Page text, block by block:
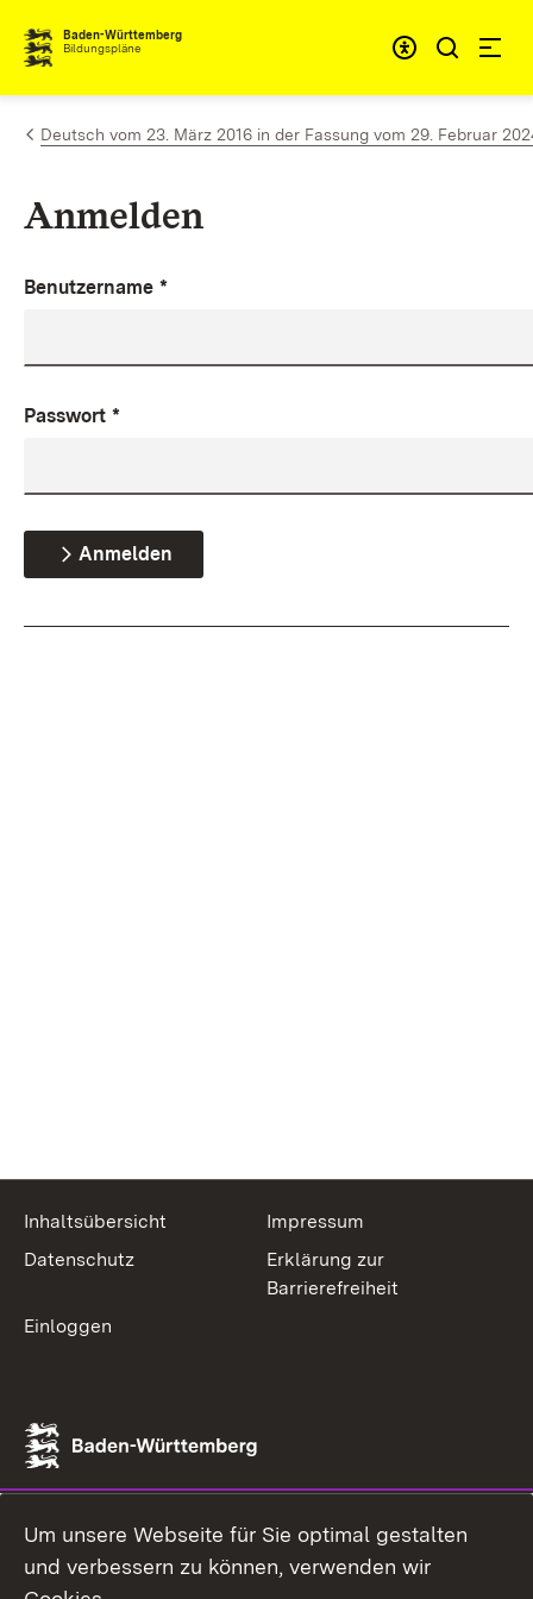
Zum Inhalt springen
Baden-Württemberg
Bildungspläne
Deutsch vom 23. März 2016 in der Fassung vom 29. Februar
Anmelden
Benutzername *
Passwort *
Anmelden
Inhaltsübersicht
Impressum
Datenschutz
Erklärung zur
Barrierefreiheit
Einloggen
Um unsere Webseite für Sie optimal gestalten
und verbessern zu können, verwenden wir